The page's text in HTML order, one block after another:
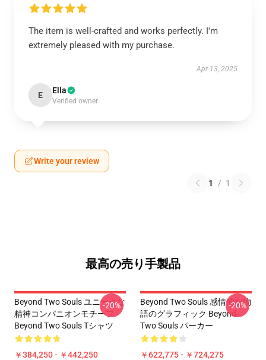
The item is well-crafted and works perfectly. I'm
extremely pleased with my purchase.
Apr 13, 2025
E Ella
Verified owner
Write your review
1 / 1
最高の売り手製品
Beyond Two Souls ユニークな
精神コンパニオンモチーフ
Beyond Two Souls Tシャツ
￥384,250 - ￥442,250
-20%
Beyond Two Souls 感情的な物
語のグラフィック Beyond
Two Souls パーカー
￥622,775 - ￥724,275
-20%